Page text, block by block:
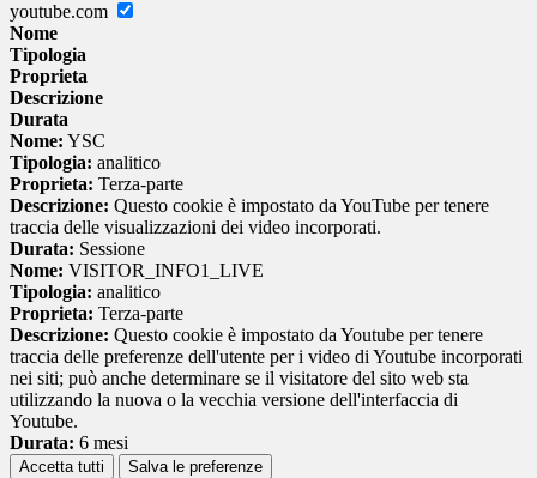
youtube.com
Nome
Tipologia
Proprieta
Descrizione
Durata
Nome: YSC
Tipologia: analitico
Proprieta: Terza-parte
Descrizione: Questo cookie è impostato da YouTube per tenere
traccia delle visualizzazioni dei video incorporati.
Durata: Sessione
Nome: VISITOR_INFO1_LIVE
Tipologia: analitico
Proprieta: Terza-parte
Descrizione: Questo cookie è impostato da Youtube per tenere
traccia delle preferenze dell'utente per i video di Youtube incorporati
nei siti; può anche determinare se il visitatore del sito web sta
utilizzando la nuova o la vecchia versione dell'interfaccia di
Youtube.
Durata: 6 mesi
Accetta tutti Salva le preferenze